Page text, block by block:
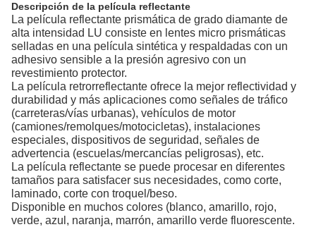
Descripción de la película reflectante
La película reflectante prismática de grado diamante de
alta intensidad LU consiste en lentes micro prismáticas
selladas en una película sintética y respaldadas con un
adhesivo sensible a la presión agresivo con un
revestimiento protector.
La película retrorreflectante ofrece la mejor reflectividad y
durabilidad y más aplicaciones como señales de tráfico
(carreteras/vías urbanas), vehículos de motor
(camiones/remolques/motocicletas), instalaciones
especiales, dispositivos de seguridad, señales de
advertencia (escuelas/mercancías peligrosas), etc.
La película reflectante se puede procesar en diferentes
tamaños para satisfacer sus necesidades, como corte,
laminado, corte con troquel/beso.
Disponible en muchos colores (blanco, amarillo, rojo,
verde, azul, naranja, marrón, amarillo verde fluorescente.